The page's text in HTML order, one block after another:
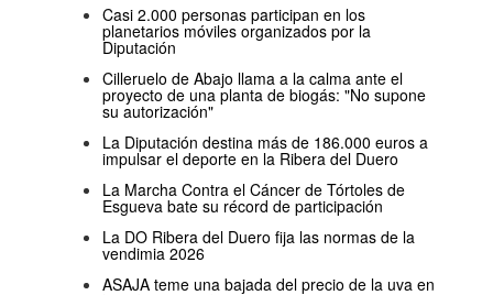
Casi 2.000 personas participan en los
planetarios móviles organizados por la
Diputación
Cilleruelo de Abajo llama a la calma ante el
proyecto de una planta de biogás: "No supone
su autorización"
La Diputación destina más de 186.000 euros a
impulsar el deporte en la Ribera del Duero
La Marcha Contra el Cáncer de Tórtoles de
Esgueva bate su récord de participación
La DO Ribera del Duero fija las normas de la
vendimia 2026
ASAJA teme una bajada del precio de la uva en